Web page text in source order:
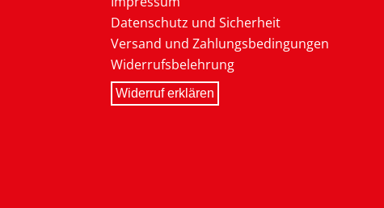
Datenschutz und Sicherheit
Versand und Zahlungsbedingungen
Widerrufsbelehrung
Widerruf erklären